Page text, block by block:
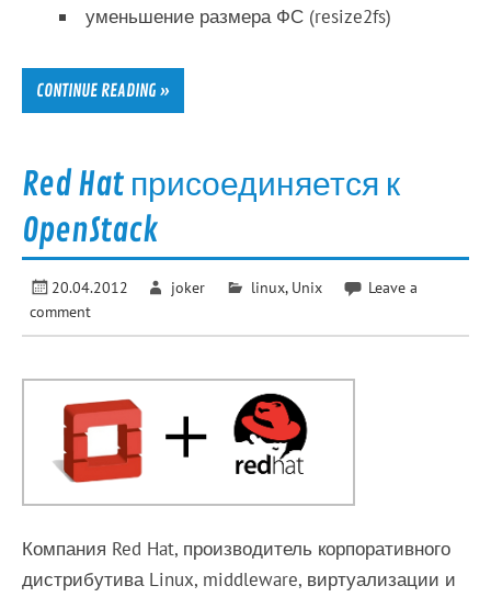
уменьшение размера ФС (resize2fs)
CONTINUE READING »
Red Hat присоединяется к
OpenStack
20.04.2012 joker linux, Unix
Leave a
comment
Компания Red Hat, производитель корпоративного
дистрибутива Linux, middleware, виртуализации и